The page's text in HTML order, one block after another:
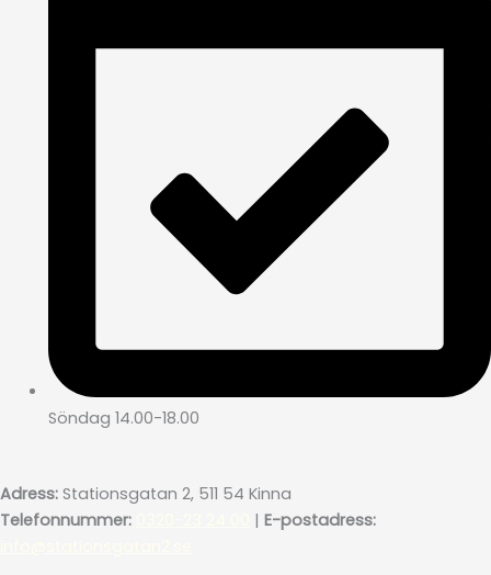
Söndag 14.00-18.00
Adress: Stationsgatan 2, 511 54 Kinna
Telefonnummer:
| E-postadress: